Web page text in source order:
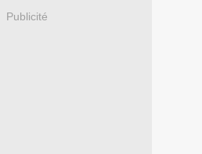
Publicité